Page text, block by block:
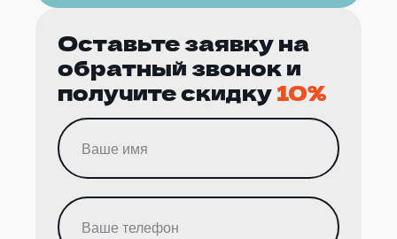
Оставьте заявку на
обратный звонок и
получите скидку10%